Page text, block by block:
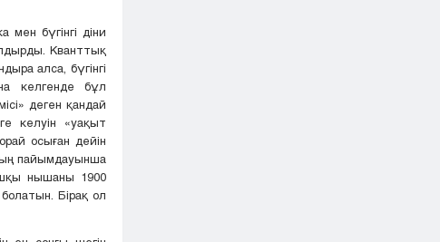
бүгінгі діни
Кванттық
алса, бүгінгі
келгенде бұл
деген қандай
келуін «уақыт
осыған дейін
пайымдауынша
нышаны 1900
Бірақ ол